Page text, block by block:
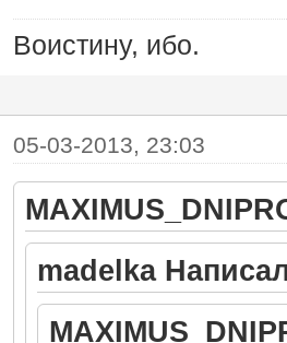
Воистину, ибо.
05-03-2013, 23:03
madelka